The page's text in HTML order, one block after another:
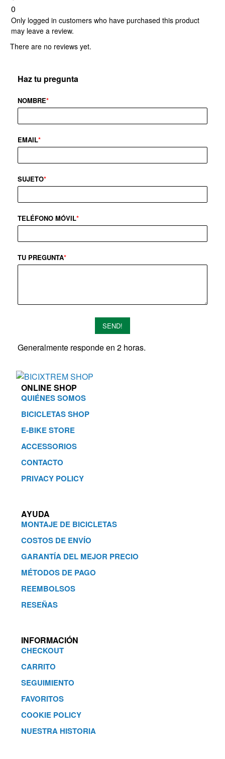
0
Only logged in customers who have purchased this product
may leave a review.
There are no reviews yet.
Haz tu pregunta
NOMBRE*
EMAIL*
SUJETO*
TELÉFONO MÓVIL*
TU PREGUNTA*
SEND!
Generalmente responde en 2 horas.
ONLINE SHOP
QUIÉNES SOMOS
BICICLETAS SHOP
E-BIKE STORE
ACCESSORIOS
CONTACTO
PRIVACY POLICY
AYUDA
MONTAJE DE BICICLETAS
COSTOS DE ENVÍO
GARANTÍA DEL MEJOR PRECIO
MÉTODOS DE PAGO
REEMBOLSOS
RESEÑAS
INFORMACIÓN
CHECKOUT
CARRITO
SEGUIMIENTO
FAVORITOS
COOKIE POLICY
NUESTRA HISTORIA